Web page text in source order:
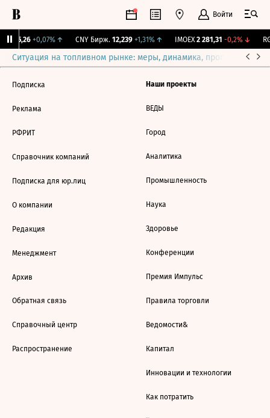
Войти
115,26 +0,07%↑ CNY Бирж. 12,239 +1,31%↑ IMOEX 2 281,31 -0,2%↓
Ситуация на топливном рынке: меры, динамика, прогнозы
Подписка
Реклама
РФРИТ
Справочник компаний
Подписка для юр.лиц
О компании
Редакция
Менеджмент
Архив
Обратная связь
Справочный центр
Распространение
Наши проекты
ВЕДЫ
Город
Аналитика
Промышленность
Наука
Здоровье
Конференции
Премия Импульс
Правила торговли
Ведомости&
Капитал
Инновации и технологии
Как потратить